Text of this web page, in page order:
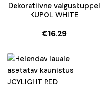
Dekoratiivne valguskuppel
KUPOL WHITE
€16.29